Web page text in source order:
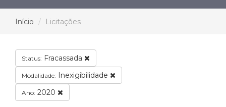
Início Licitações
Status: Fracassada
Modalidade: Inexigibilidade
Ano: 2020